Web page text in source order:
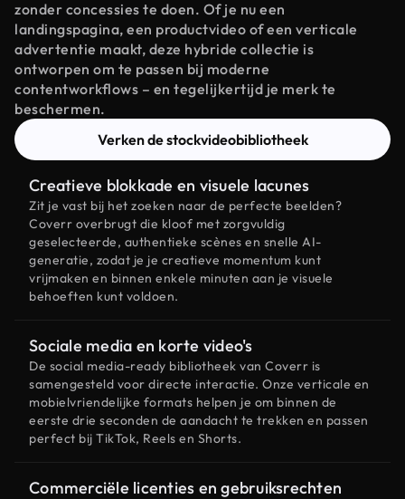
zonder concessies te doen. Of je nu een
landingspagina, een productvideo of een verticale
advertentie maakt, deze hybride collectie is
ontworpen om te passen bij moderne
contentworkflows – en tegelijkertijd je merk te
beschermen.
Verken de stockvideobibliotheek
Creatieve blokkade en visuele lacunes
Zit je vast bij het zoeken naar de perfecte beelden?
Coverr overbrugt die kloof met zorgvuldig
geselecteerde, authentieke scènes en snelle AI-
generatie, zodat je je creatieve momentum kunt
vrijmaken en binnen enkele minuten aan je visuele
behoeften kunt voldoen.
Sociale media en korte video's
De social media-ready bibliotheek van Coverr is
samengesteld voor directe interactie. Onze verticale en
mobielvriendelijke formats helpen je om binnen de
eerste drie seconden de aandacht te trekken en passen
perfect bij TikTok, Reels en Shorts.
Commerciële licenties en gebruiksrechten